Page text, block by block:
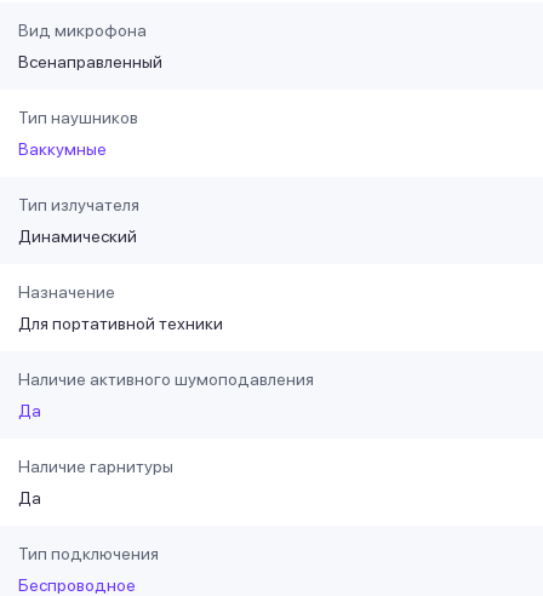
Вид микрофона
Всенаправленный
Тип наушников
Ваккумные
Тип излучателя
Динамический
Назначение
Для портативной техники
Наличие активного шумоподавления
Да
Наличие гарнитуры
Да
Тип подключения
Беспроводное